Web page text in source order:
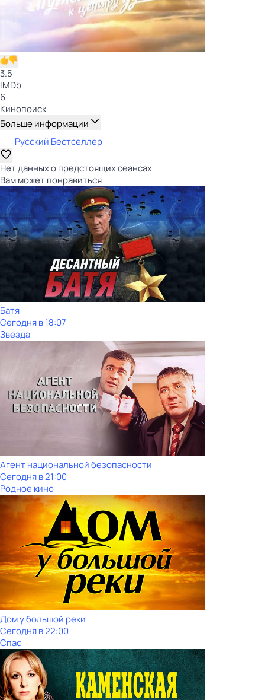
3.5
IMDb
6
Кинопоиск
Больше информации
Русский Бестселлер
Нет данных о предстоящих сеансах
Вам может понравиться
Батя
Сегодня в 18:07
Звезда
Агент национальной безопасности
Сегодня в 21:00
Родное кино
Дом у большой реки
Сегодня в 22:00
Спас